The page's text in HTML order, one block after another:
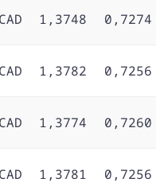
1,3748 0,7274
1,3782 0,7256
1,3774 0,7260
1,3781 0,7256